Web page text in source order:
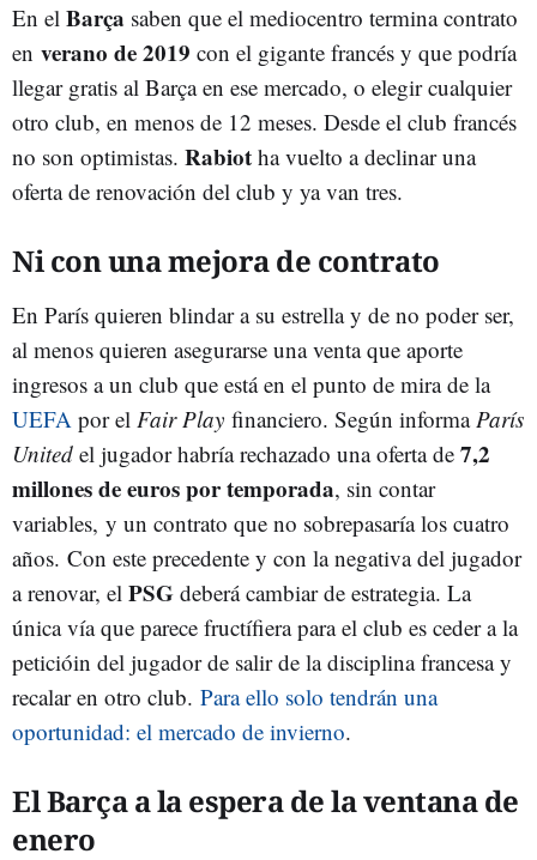
En el Barça saben que el mediocentro termina contrato
en verano de 2019 con el gigante francés y que podría
llegar gratis al Barça en ese mercado, o elegir cualquier
otro club, en menos de 12 meses. Desde el club francés
no son optimistas. Rabiot ha vuelto a declinar una
oferta de renovación del club y ya van tres.
Ni con una mejora de contrato
En París quieren blindar a su estrella y de no poder ser,
al menos quieren asegurarse una venta que aporte
ingresos a un club que está en el punto de mira de la
UEFA por el Fair Play financiero. Según informaParís
United el jugador habría rechazado una oferta de 7,2
millones de euros por temporada, sin contar
variables, y un contrato que no sobrepasaría los cuatro
años. Con este precedente y con la negativa del jugador
a renovar, el PSG deberá cambiar de estrategia. La
única vía que parece fructífiera para el club es ceder a la
peticióin del jugador de salir de la disciplina francesa y
recalar en otro club. Para ello solo tendrán una
oportunidad: el mercado de invierno.
El Barça a la espera de la ventana de
enero